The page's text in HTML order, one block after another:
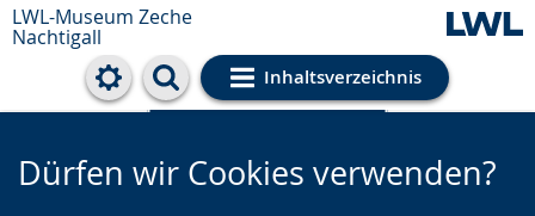
LWL-Museum Zeche
Nachtigall
Inhaltsverzeichnis
Cookie-Einstellungen
Dürfen wir Cookies verwenden?